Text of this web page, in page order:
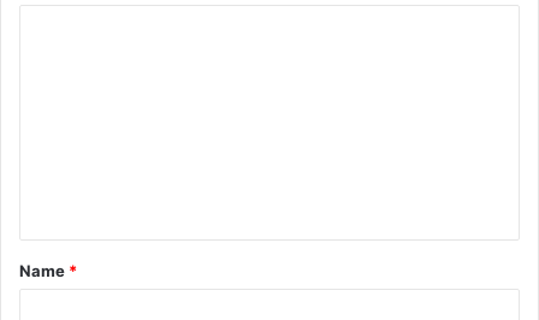
t
*
Name *